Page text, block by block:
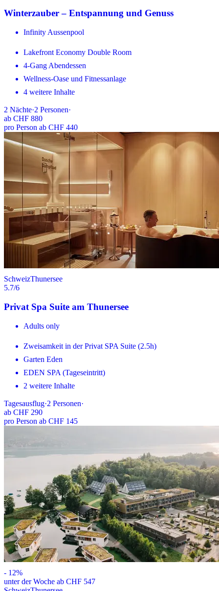
Winterzauber – Entspannung und Genuss
Infinity Aussenpool
Lakefront Economy Double Room
4-Gang Abendessen
Wellness-Oase und Fitnessanlage
4 weitere Inhalte
2 Nächte·2 Personen·
ab CHF 880
pro Person ab CHF 440
SchweizThunersee
5.7/6
Privat Spa Suite am Thunersee
Adults only
Zweisamkeit in der Privat SPA Suite (2.5h)
Garten Eden
EDEN SPA (Tageseintritt)
2 weitere Inhalte
Tagesausflug·2 Personen·
ab CHF 290
pro Person ab CHF 145
- 12%
unter der Woche ab CHF 547